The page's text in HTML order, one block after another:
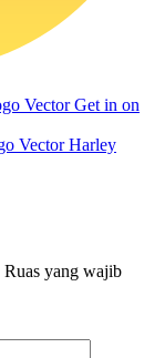
Get in on
Harley
Ruas yang wajib